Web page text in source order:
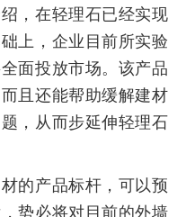
，在轻理石已经实现
上，企业目前所实验
面投放市场。该产品
且还能帮助缓解建材
，从而步延伸轻理石
的产品标杆，可以预
势必将对目前的外墙